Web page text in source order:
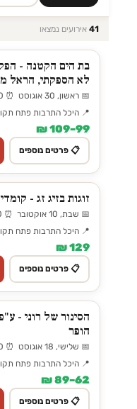
41 אירועים נמצאו
לא הספקתי, הראל
📅 ראשון, 30 אוגוסט ⏰ 17:30
📍 היכל התרבות פתח
99–109 ₪
📋 פרטים נוספים
זוגות בזיג זג -
📅 שבת, 10 אוקטובר ⏰ 21:30
📍 היכל התרבות פתח
129 ₪
📋 פרטים נוספים
הסינור של רוני -
הופר
📅 שלישי, 18 אוגוסט ⏰ 17:30
📍 היכל התרבות פתח
62–89 ₪
📋 פרטים נוספים